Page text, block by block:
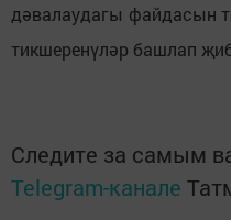
дәвалаудагы файдасын
тикшеренүләр башлап
Следите за самым
Telegram-канале